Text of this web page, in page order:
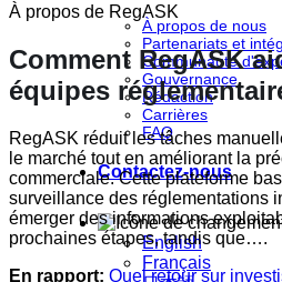
À propos de nous
Partenariats et
Communauté
Gouvernance
Rédaction
Carrières
FAQ
Contactez-nous
English
Français
À propos de RegASK
Comment RegASK
équipes
RegASK réduit les tâches
le marché tout en améliorant la
commerciale. Cette plateforme
surveillance des réglementations
émerger des informations
prochaines étapes, tandis que….
En rapport: Quel retour sur